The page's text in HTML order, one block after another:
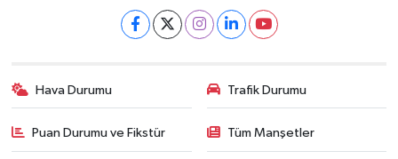
Hava Durumu Trafik Durumu
Puan Durumu ve Fikstür Tüm Manşetler